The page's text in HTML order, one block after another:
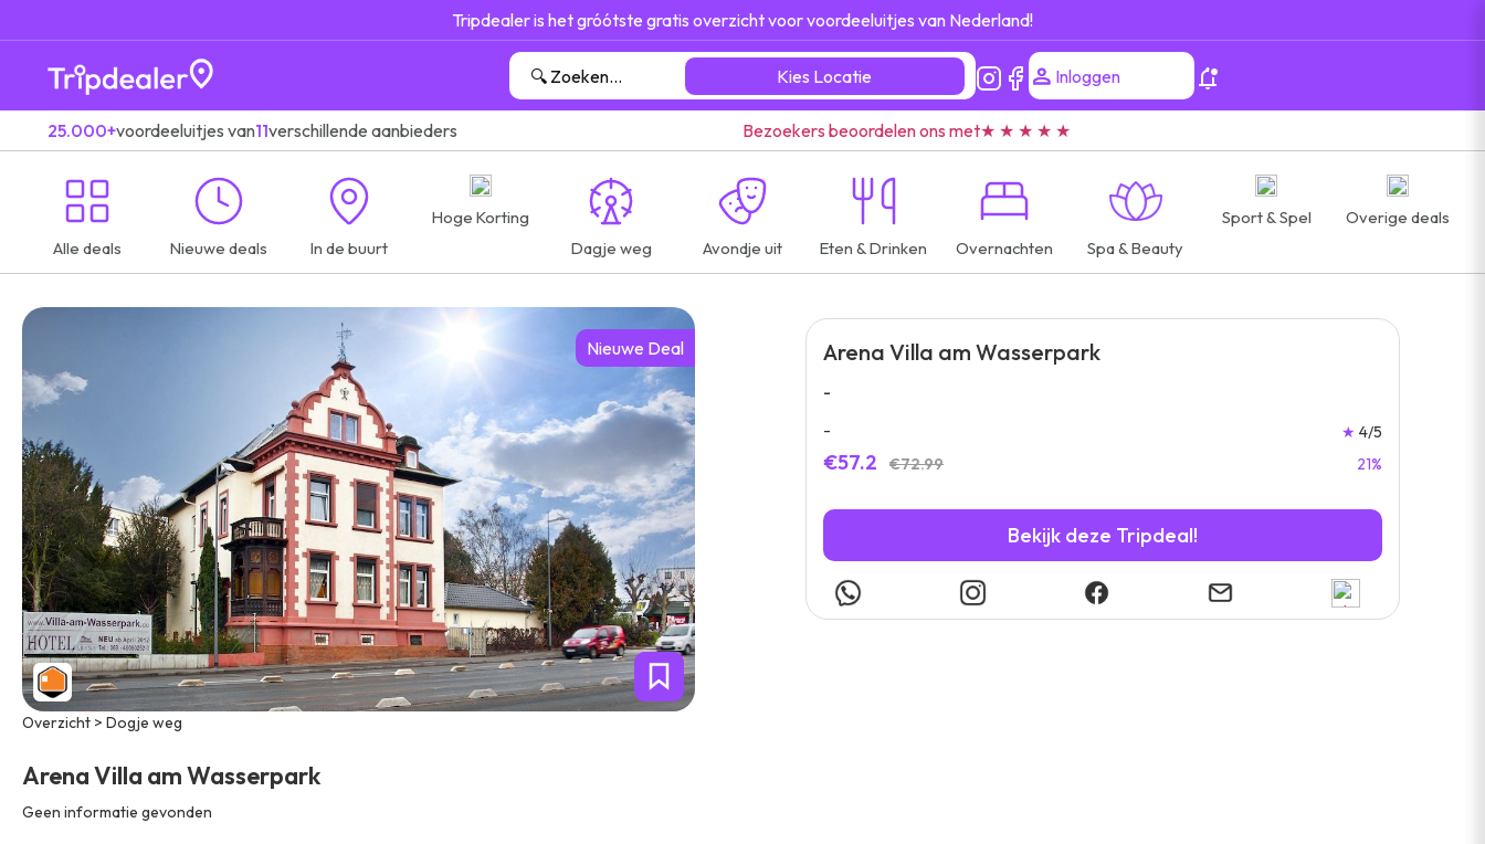
Tripdealer is het gróótste gratis overzicht voor voordeeluitjes van Nederland!
Kies Locatie Inloggen
25.000+voordeeluitjes van11verschillende aanbieders Bezoekers beoordelen ons met★ ★ ★ ★ ★
Alle deals Nieuwe deals In de buurt
Hoge Korting
Dagje weg
Avondje uit Eten & Drinken Overnachten Spa & Beauty
Sport & Spel Overige deals
Nieuwe Deal
Overzicht > Dogje weg
Arena Villa am Wasserpark
Geen informatie gevonden
Arena Villa am Wasserpark
-
-
€57.2 €72.99
★ 4/5
21%
Bekijk deze Tripdeal!